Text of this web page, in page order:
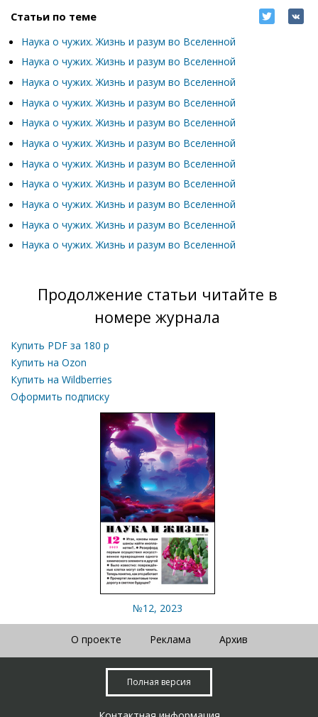
Статьи по теме
Наука о чужих. Жизнь и разум во Вселенной
Наука о чужих. Жизнь и разум во Вселенной
Наука о чужих. Жизнь и разум во Вселенной
Наука о чужих. Жизнь и разум во Вселенной
Наука о чужих. Жизнь и разум во Вселенной
Наука о чужих. Жизнь и разум во Вселенной
Наука о чужих. Жизнь и разум во Вселенной
Наука о чужих. Жизнь и разум во Вселенной
Наука о чужих. Жизнь и разум во Вселенной
Наука о чужих. Жизнь и разум во Вселенной
Наука о чужих. Жизнь и разум во Вселенной
Продолжение статьи читайте в
номере журнала
Купить PDF за 180 р
Купить на Ozon
Купить на Wildberries
Оформить подписку
№12, 2023
О проекте Реклама Архив
Полная версия